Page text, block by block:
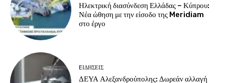
Ηλεκτρική διασύνδεση Ελλάδας – Κύπρου:
Νέα ώθηση με την είσοδο της Meridiam
στο έργο
EΙΔΗΣΕΙΣ
ΔΕΥΑ Αλεξανδρούπολης: Δωρεάν αλλαγή